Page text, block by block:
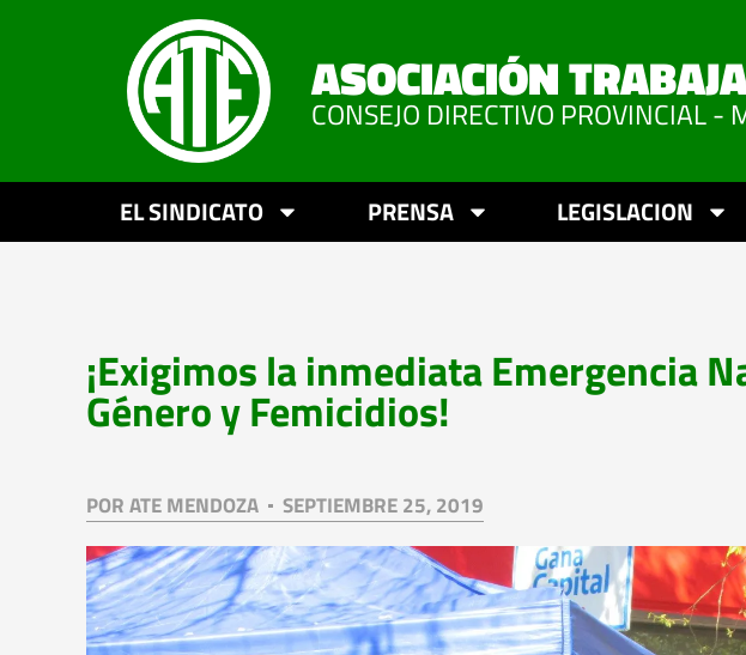
ASOCIACIÓN
CONSEJO DIRECTIVO PROVINCIAL -
EL SINDICATO PRENSA LEGISLACION
¡Exigimos la inmediata Emergencia
Género y Femicidios!
PORATE MENDOZA SEPTIEMBRE 25, 2019